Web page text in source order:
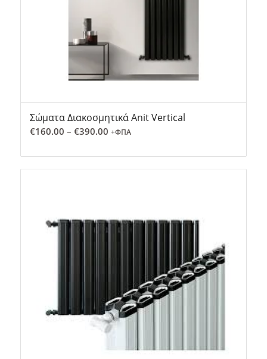
Σώματα Διακοσμητικά Anit Vertical
€160.00 – €390.00Price
€160.00
through
+ΦΠΑ